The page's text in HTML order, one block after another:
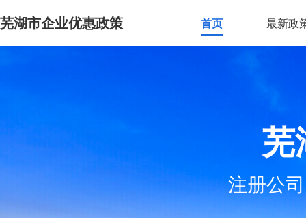
芜湖市企业优惠政策 首页 最新政
芜
注册公